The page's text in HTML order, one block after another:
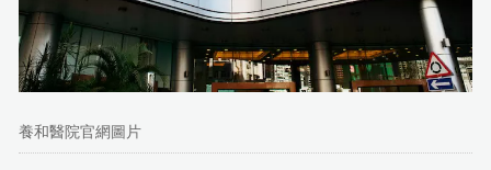
養和醫院官網圖片